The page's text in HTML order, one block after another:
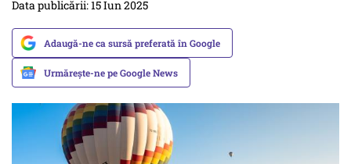
Data publicării: 15 Iun 2025
Adaugă-ne ca sursă preferată în Google
Urmărește-ne pe Google News